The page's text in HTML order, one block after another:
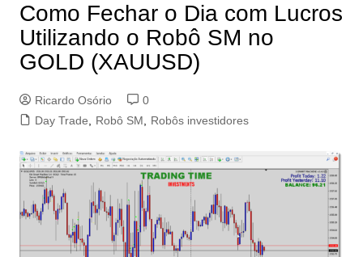
Como Fechar o Dia com Lucros
Utilizando o Robô SM no
GOLD (XAUUSD)
Ricardo Osório
0
Day Trade
Robô SM Robôs investidores